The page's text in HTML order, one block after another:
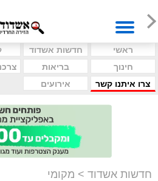
ראשי חדשות אשדוד
חינוך
בריאות
צרו איתנו קשר
אירועים
חדשות אשדוד > מקומי